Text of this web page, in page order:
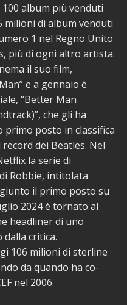
album più venduti
milioni di album venduti
1 nel Regno Unito
più di ogni altro artista.
il suo film,
e a gennaio è
“Better Man
che gli ha
primo posto in classifica
dei Beatles. Nel
la serie di
Robbie, intitolata
il primo posto su
2024 è tornato al
headliner di uno
critica.
106 milioni di sterline
da quando ha co-
nel 2006.